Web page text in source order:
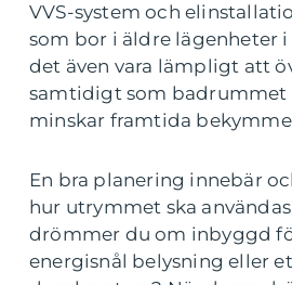
VVS-system och
som bor i äldre lägenheter
det även vara lämpligt att
samtidigt som badrummet
minskar framtida
En bra planering innebär
hur utrymmet ska
drömmer du om inbyggd
energisnål belysning eller